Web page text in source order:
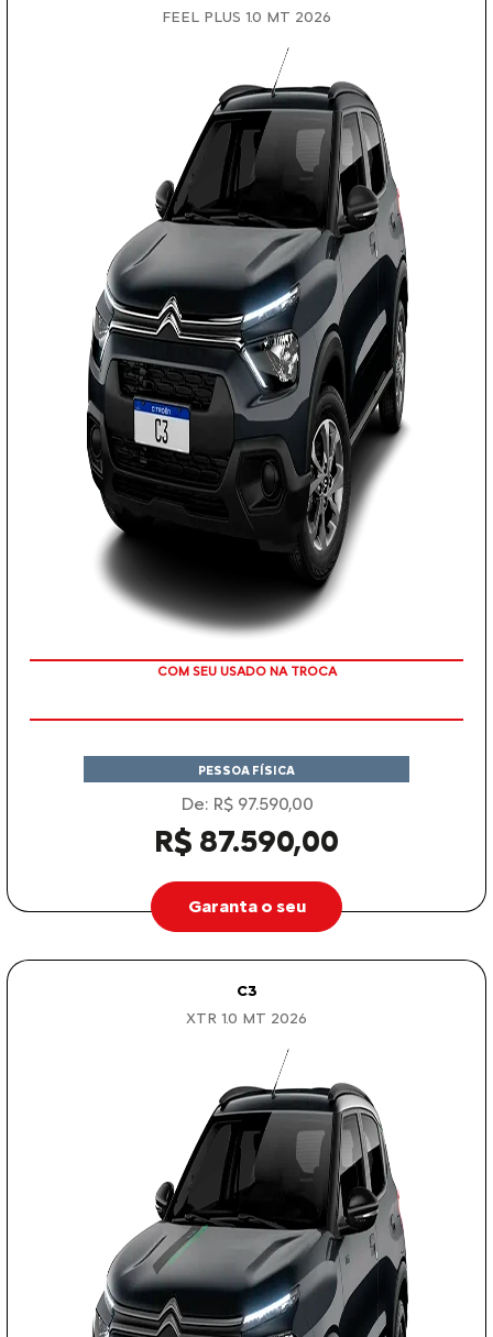
FEEL PLUS 1.0 MT 2026
TAXA ZERO
PESSOA FÍSICA
De: R$ 97.590,00
R$ 87.590,00
Garanta o seu
C3
XTR 1.0 MT 2026